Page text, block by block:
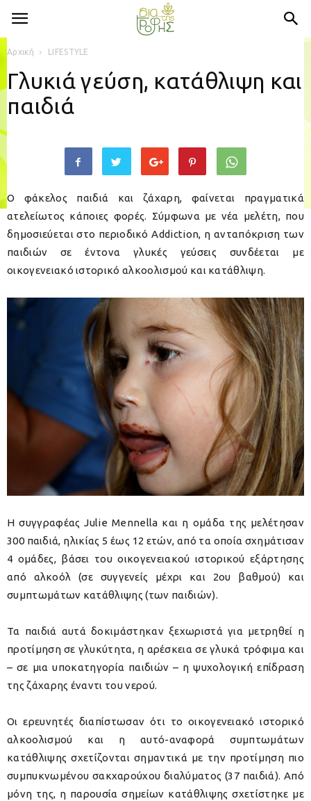
Αρχική LIFESTYLE
Γλυκιά γεύση, κατάθλιψη και
παιδιά
Ο φάκελος παιδιά και ζάχαρη, φαίνεται πραγματικά
ατελείωτος κάποιες φορές. Σύμφωνα με νέα μελέτη, που
δημοσιεύεται στο περιοδικό Addiction, η ανταπόκριση των
παιδιών σε έντονα γλυκές γεύσεις συνδέεται με
οικογενειακό ιστορικό αλκοολισμού και κατάθλιψη.
H συγγραφέας Julie Mennella και η ομάδα της μελέτησαν
300 παιδιά, ηλικίας 5 έως 12 ετών, από τα οποία σχημάτισαν
4 ομάδες, βάσει του οικογενειακού ιστορικού εξάρτησης
από αλκοόλ (σε συγγενείς μέχρι και 2ου βαθμού) και
συμπτωμάτων κατάθλιψης (των παιδιών).
Τα παιδιά αυτά δοκιμάστηκαν ξεχωριστά για μετρηθεί η
προτίμηση σε γλυκύτητα, η αρέσκεια σε γλυκά τρόφιμα και
– σε μια υποκατηγορία παιδιών – η ψυχολογική επίδραση
της ζάχαρης έναντι του νερού.
Οι ερευνητές διαπίστωσαν ότι το οικογενειακό ιστορικό
αλκοολισμού και η αυτό-αναφορά συμπτωμάτων
κατάθλιψης σχετίζονται σημαντικά με την προτίμηση πιο
συμπυκνωμένου σακχαρούχου διαλύματος (37 παιδιά). Από
μόνη της, η παρουσία σημείων κατάθλιψης σχετίστηκε με